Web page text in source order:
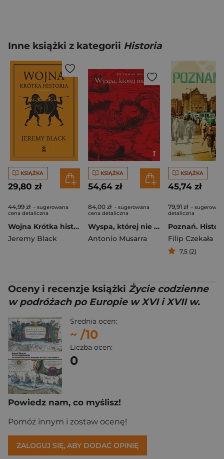
Inne książki z kategorii Historia
KSIĄŻKA
29,80 zł
44,99 zł - sugerowana
cena detaliczna
Wojna Krótka historia wyd. 2026
Jeremy Black
KSIĄŻKA
54,64 zł
84,00 zł - sugerowana
cena detaliczna
Wyspa, której nie ma
Antonio Musarra
KSIĄŻKA
45,74 zł
79,91 zł -
detaliczna
Filip Czekała
7,5 (2)
Oceny i recenzje książki Życie codzienne
w podróżach po Europie w XVI i XVII w.
Średnia ocen:
~ /10
Liczba ocen:
0
Powiedz nam, co myślisz!
Pomóż innym i zostaw ocenę!
ZALOGUJ SIĘ, ABY DODAĆ OPINIĘ